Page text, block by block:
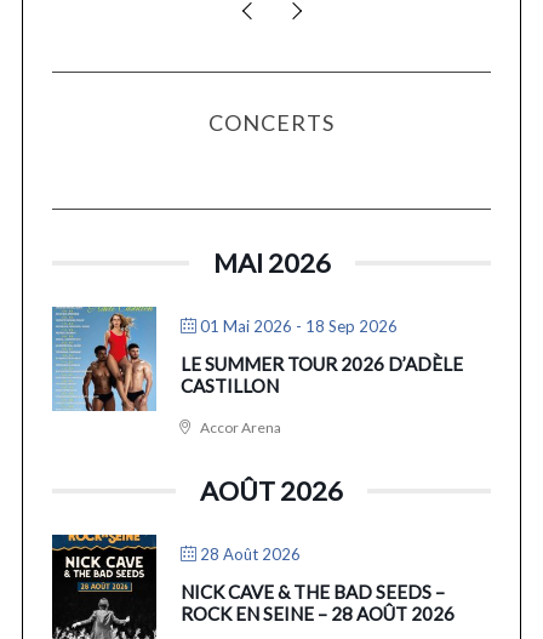
CONCERTS
MAI 2026
01 Mai 2026 - 18 Sep 2026
LE SUMMER TOUR 2026 D’ADÈLE
CASTILLON
Accor Arena
AOÛT 2026
28 Août 2026
NICK CAVE & THE BAD SEEDS –
ROCK EN SEINE – 28 AOÛT 2026